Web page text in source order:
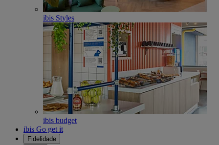
ibis Styles
ibis budget
ibis Go get it
Fidelidade